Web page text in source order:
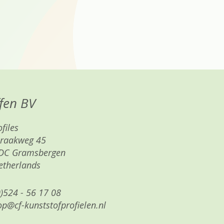
BV
45
Gramsbergen
- 56 17 08
kunststofprofielen.nl